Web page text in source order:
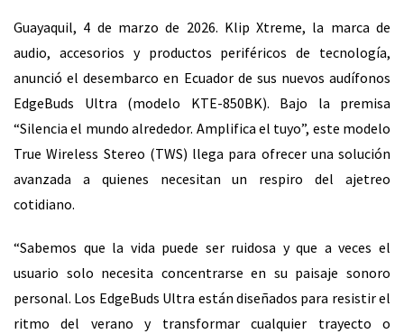
Guayaquil, 4 de marzo de 2026. Klip Xtreme, la marca de
audio, accesorios y productos periféricos de tecnología,
anunció el desembarco en Ecuador de sus nuevos audífonos
EdgeBuds Ultra (modelo KTE-850BK). Bajo la premisa
“Silencia el mundo alrededor. Amplifica el tuyo”, este modelo
True Wireless Stereo (TWS) llega para ofrecer una solución
avanzada a quienes necesitan un respiro del ajetreo
cotidiano.
“Sabemos que la vida puede ser ruidosa y que a veces el
usuario solo necesita concentrarse en su paisaje sonoro
personal. Los EdgeBuds Ultra están diseñados para resistir el
ritmo del verano y transformar cualquier trayecto o